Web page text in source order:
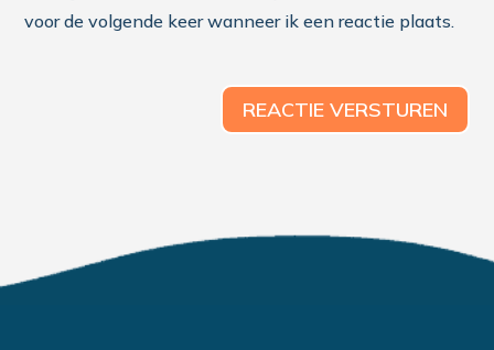
voor de volgende keer wanneer ik een reactie plaats.
REACTIE VERSTUREN